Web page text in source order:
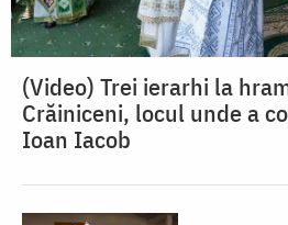
(Video) Trei ierarhi la
Crăiniceni, locul unde a
Ioan Iacob